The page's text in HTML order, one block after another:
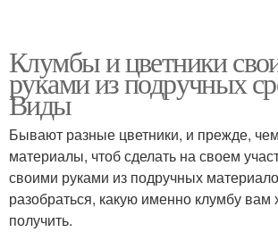
Клумбы и цветники
руками из подручных
Виды
Бывают разные цветники, и прежде,
материалы, чтоб сделать на своем
своими руками из подручных
разобраться, какую именно клумбу вам
получить.